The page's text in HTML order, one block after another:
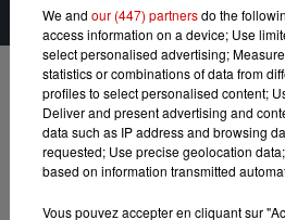
Afficher l'élément
We and our (447) partnersdo the
access information on a device; Use
select personalised advertising;
statistics or combinations of data from
profiles to select personalised content;
Deliver and present advertising and
data such as IP address and browsing
requested; Use precise geolocation
based on information transmitted
Vous pouvez accepter en cliquant sur